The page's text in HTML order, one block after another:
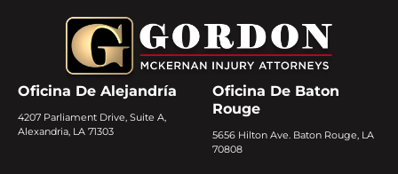
Oficina De Alejandría
4207 Parliament Drive, Suite A,
Alexandria, LA 71303
Oficina De Baton
Rouge
5656 Hilton Ave. Baton Rouge, LA
70808